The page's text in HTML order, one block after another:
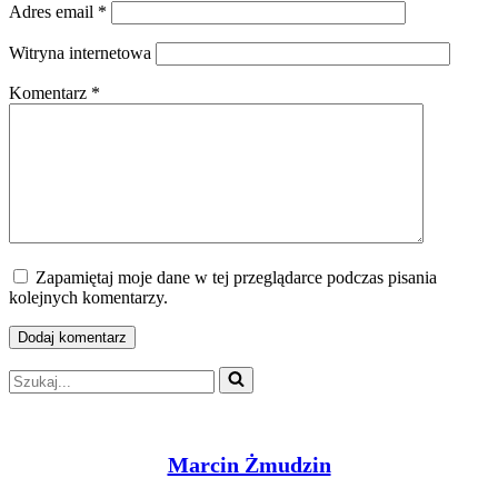
Adres email *
Witryna internetowa
Komentarz *
Zapamiętaj moje dane w tej przeglądarce podczas pisania
kolejnych komentarzy.
Szukaj...
Marcin Żmudzin